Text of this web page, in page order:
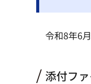
令和8年6
添付フ